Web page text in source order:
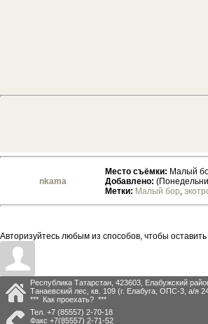
nkama
Место съёмки: Малый
Добавлено:
Метки: Малый бор,
Авторизуйтесь любым из способов, чтобы
Республика Татарстан, 423603, Елабужский
Танаевский лес, кв. 109 (г. Елабуга, ОПС-3, а/я
*** Как проехать? ***
Тел. +7 (85557) 2-70-18
Факс +7(85557) 2-71-52